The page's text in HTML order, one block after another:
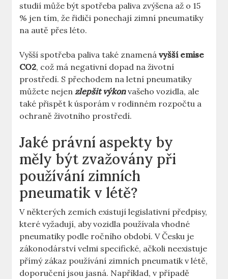
studií může být spotřeba paliva zvýšena až o 15
% jen tím, že řidiči ponechají zimní pneumatiky
na autě přes léto.
Vyšší spotřeba paliva také znamenávyšší emise
CO2, což má negativní dopad na životní
prostředí. S přechodem na letní pneumatiky
můžete nejenzlepšit výkonvašeho vozidla, ale
také přispět k úsporám v rodinném rozpočtu a
ochraně životního prostředí.
Jaké právní aspekty by
měly být zvažovány při
používání zimních
pneumatik v létě?
V některých zemích existují legislativní předpisy,
které vyžadují, aby vozidla používala vhodné
pneumatiky podle ročního období. V Česku je
zákonodárství velmi specifické, ačkoli neexistuje
přímý zákaz používání zimních pneumatik v létě,
doporučení jsou jasná. Například, v případě